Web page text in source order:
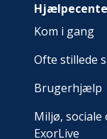
Kom i gang
Ofte stillede
Brugerhjælp
Miljø,
ExorLive